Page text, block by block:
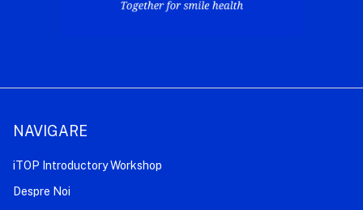
NAVIGARE
iTOP Introductory Workshop
Despre Noi